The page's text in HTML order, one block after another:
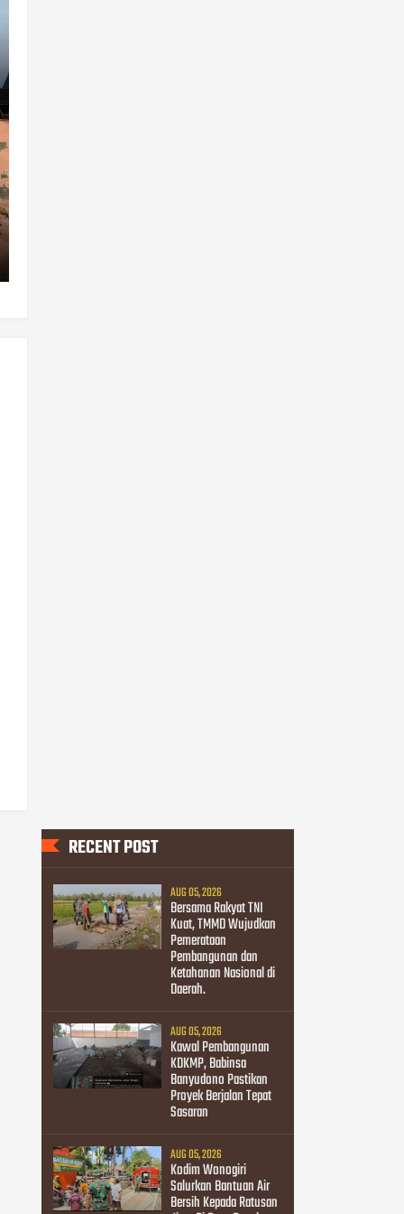
RECENT POST
AUG 05, 2026
Bersama Rakyat TNI
Kuat, TMMD Wujudkan
Pemerataan
Pembangunan dan
Ketahanan Nasional di
Daerah.
AUG 05, 2026
Kawal Pembangunan
KDKMP, Babinsa
Banyudono Pastikan
Proyek Berjalan Tepat
Sasaran
AUG 05, 2026
Kodim Wonogiri
Salurkan Bantuan Air
Bersih Kepada Ratusan